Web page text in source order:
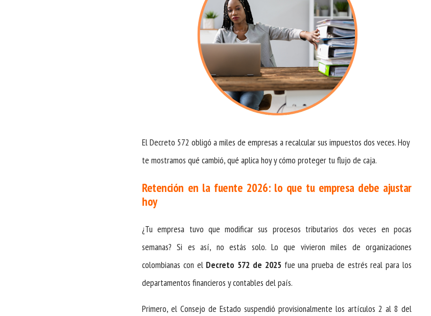
El Decreto 572 obligó a miles de empresas a recalcular sus impuestos dos veces. Hoy
te mostramos qué cambió, qué aplica hoy y cómo proteger tu flujo de caja.
Retención en la fuente 2026: lo que tu empresa debe ajustar
hoy
¿Tu empresa tuvo que modificar sus procesos tributarios dos veces en pocas
semanas? Si es así, no estás solo. Lo que vivieron miles de organizaciones
colombianas con el Decreto 572 de 2025fue una prueba de estrés real para los
departamentos financieros y contables del país.
Primero, el Consejo de Estado suspendió provisionalmente los artículos 2 al 8 del